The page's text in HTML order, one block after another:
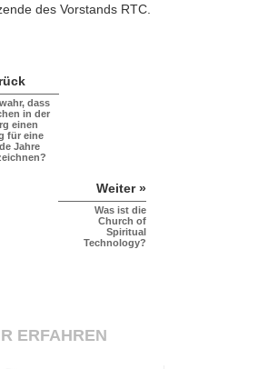
des Vorstands RTC.
dass
in der
einen
für eine
Jahre
Weiter »
Was ist die
Church of
Spiritual
Technology?
ERFAHREN